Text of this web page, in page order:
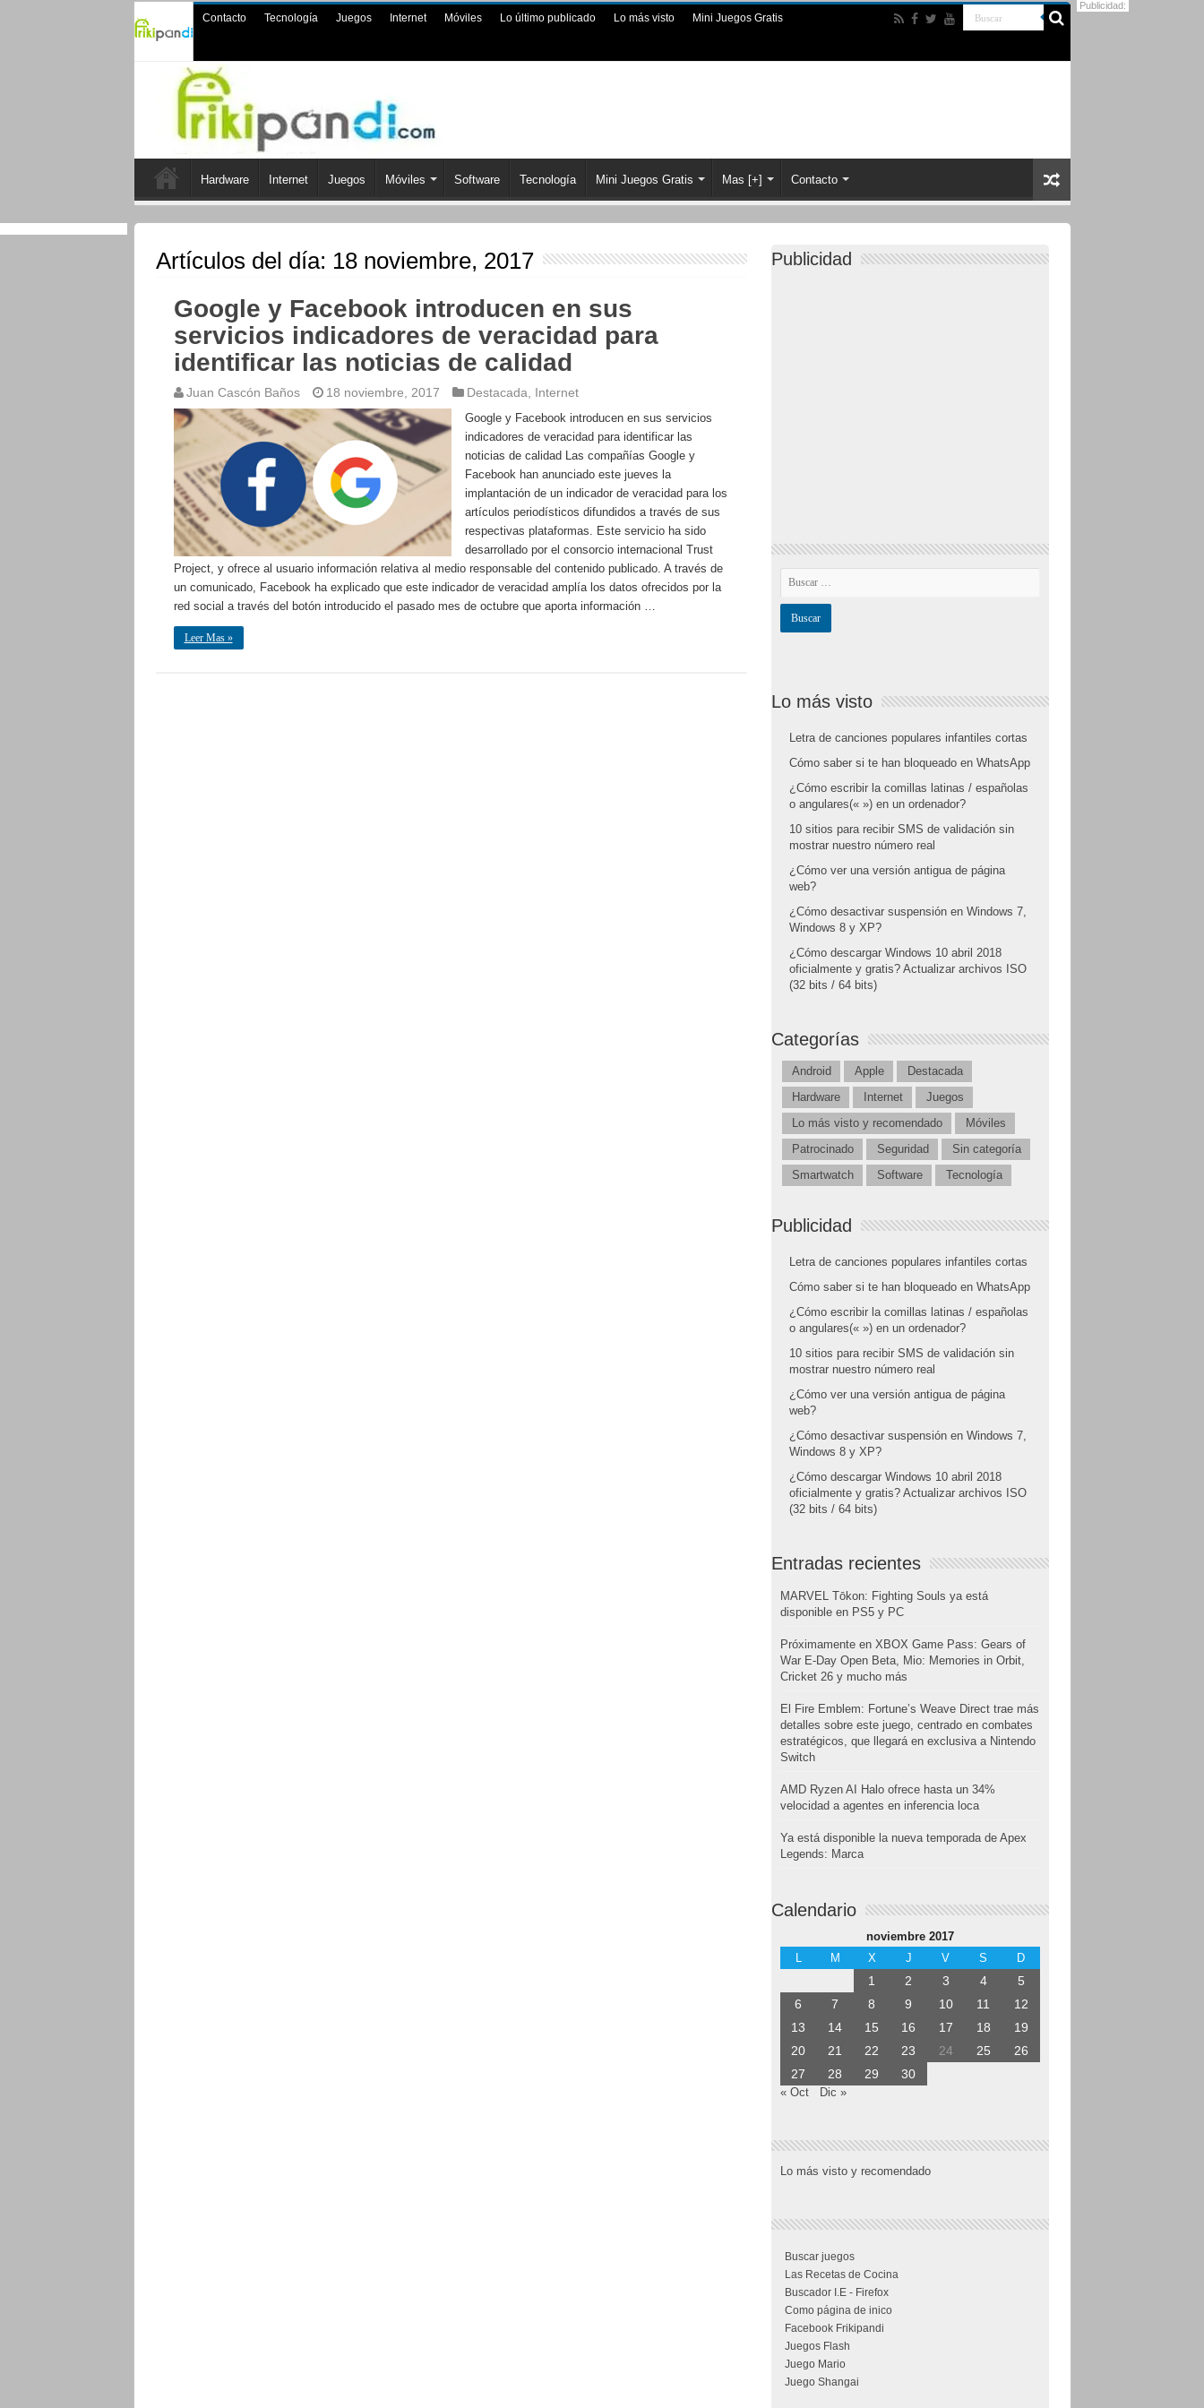
Contacto Tecnología Juegos Internet Móviles Lo último publicado Lo más visto Mini Juegos Gratis
Hardware Internet Juegos Móviles Software Tecnología Mini Juegos Gratis Mas [+] Contacto
Artículos del día: 18 noviembre, 2017
Google y Facebook introducen en sus
servicios indicadores de veracidad para
identificar las noticias de calidad
Juan Cascón Baños 18 noviembre, 2017 Destacada Internet
Google y Facebook introducen en sus servicios
indicadores de veracidad para identificar las
noticias de calidad Las compañías Google y
Facebook han anunciado este jueves la
implantación de un indicador de veracidad para los
artículos periodísticos difundidos a través de sus
respectivas plataformas. Este servicio ha sido
desarrollado por el consorcio internacional Trust
Project, y ofrece al usuario información relativa al medio responsable del contenido publicado. A través de
un comunicado, Facebook ha explicado que este indicador de veracidad amplía los datos ofrecidos por la
red social a través del botón introducido el pasado mes de octubre que aporta información …
Leer Mas »
Publicidad
Lo más visto
Letra de canciones populares infantiles cortas
Cómo saber si te han bloqueado en WhatsApp
¿Cómo escribir la comillas latinas / españolas
o angulares(« ») en un ordenador?
10 sitios para recibir SMS de validación sin
mostrar nuestro número real
¿Cómo ver una versión antigua de página
web?
¿Cómo desactivar suspensión en Windows 7,
Windows 8 y XP?
¿Cómo descargar Windows 10 abril 2018
oficialmente y gratis? Actualizar archivos ISO
(32 bits / 64 bits)
Categorías
Android Apple
Destacada
Hardware
Internet
Juegos
Lo más visto y recomendado
Móviles
Patrocinado
Seguridad
Sin categoría
Smartwatch
Software Tecnología
Publicidad
Letra de canciones populares infantiles cortas
Cómo saber si te han bloqueado en WhatsApp
¿Cómo escribir la comillas latinas / españolas
o angulares(« ») en un ordenador?
10 sitios para recibir SMS de validación sin
mostrar nuestro número real
¿Cómo ver una versión antigua de página
web?
¿Cómo desactivar suspensión en Windows 7,
Windows 8 y XP?
¿Cómo descargar Windows 10 abril 2018
oficialmente y gratis? Actualizar archivos ISO
(32 bits / 64 bits)
Entradas recientes
MARVEL Tōkon: Fighting Souls ya está
disponible en PS5 y PC
Próximamente en XBOX Game Pass: Gears of
War E-Day Open Beta, Mio: Memories in Orbit,
Cricket 26 y mucho más
El Fire Emblem: Fortune’s Weave Direct trae más
detalles sobre este juego, centrado en combates
estratégicos, que llegará en exclusiva a Nintendo
Switch
AMD Ryzen AI Halo ofrece hasta un 34%
velocidad a agentes en inferencia loca
Ya está disponible la nueva temporada de Apex
Legends: Marca
Calendario
noviembre 2017
L
M X J V S D
1 2 3 4
5
6
7 8 9 10 11
12
13
14 15 16 17 18
19
20
21 22 23 24 25
26
27
28 29 30
« Oct Dic »
Lo más visto y recomendado
Buscar juegos
Las Recetas de Cocina
Buscador I.E - Firefox
Como página de inico
Facebook Frikipandi
Juegos Flash
Juego Mario
Juego Shangai
Publicidad: